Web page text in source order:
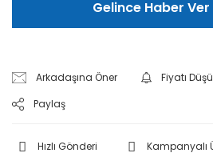
Gelince Haber Ver
Arkadaşına Öner
Fiyatı
Paylaş
Hızlı Gönderi Kampanyalı